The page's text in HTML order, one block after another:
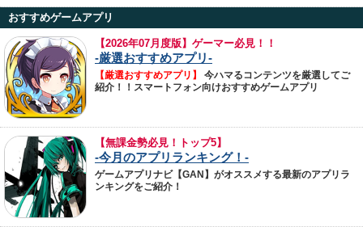
おすすめゲームアプリ
【2026年07月度版】ゲーマー必見！！
-厳選おすすめアプリ-
【厳選おすすめアプリ】
今ハマるコンテンツを厳選してご
紹介！！スマートフォン向けおすすめゲームアプリ
【無課金勢必見！トップ5】
-今月のアプリランキング！-
ゲームアプリナビ【GAN】がオススメする最新のアプリラ
ンキングをご紹介！